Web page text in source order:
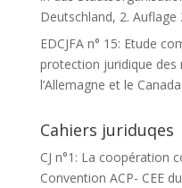
Deutschland, 2. Auflage
EDCJFA n° 15: Etude
protection juridique des
l’Allemagne et le Canada
Cahiers juriduqes
CJ n°1: La coopération
Convention ACP- CEE